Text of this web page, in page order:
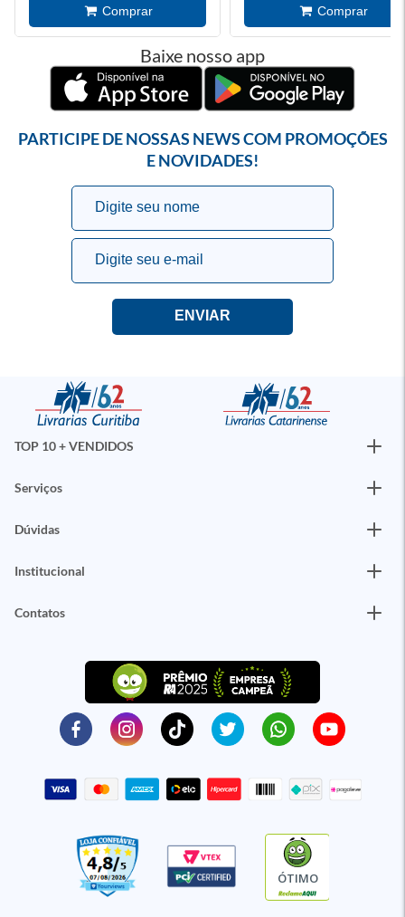
Baixe nosso app
PARTICIPE DE NOSSAS NEWS COM PROMOÇÕES
E NOVIDADES!
TOP 10 + VENDIDOS
Serviços
Dúvidas
Institucional
Contatos
ÓTIMO